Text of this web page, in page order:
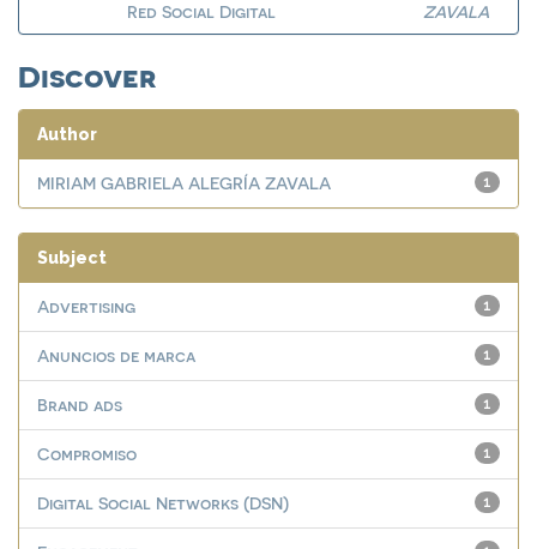
Red Social Digital
ZAVALA
Discover
Author
1
MIRIAM GABRIELA ALEGRÍA ZAVALA
Subject
1
Advertising
1
Anuncios de marca
1
Brand ads
1
Compromiso
1
Digital Social Networks (DSN)